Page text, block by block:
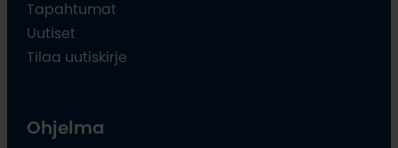
Tapahtumat
Uutiset
Tilaa uutiskirje
Ohjelma